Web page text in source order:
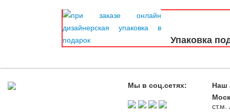
Упаковка
Мы в соц.сетях:
Наш
ст.м.